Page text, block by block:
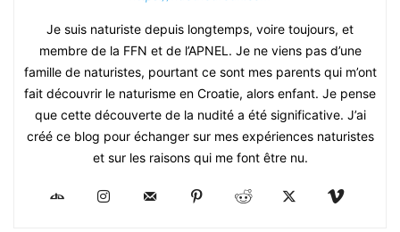
Je suis naturiste depuis longtemps, voire toujours, et
membre de la FFN et de l’APNEL. Je ne viens pas d’une
famille de naturistes, pourtant ce sont mes parents qui m’ont
fait découvrir le naturisme en Croatie, alors enfant. Je pense
que cette découverte de la nudité a été significative. J’ai
créé ce blog pour échanger sur mes expériences naturistes
et sur les raisons qui me font être nu.